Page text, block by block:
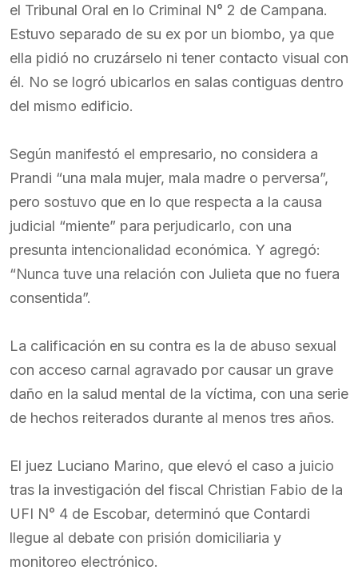
el Tribunal Oral en lo Criminal N° 2 de Campana.
Estuvo separado de su ex por un biombo, ya que
ella pidió no cruzárselo ni tener contacto visual con
él. No se logró ubicarlos en salas contiguas dentro
del mismo edificio.
Según manifestó el empresario, no considera a
Prandi “una mala mujer, mala madre o perversa”,
pero sostuvo que en lo que respecta a la causa
judicial “miente” para perjudicarlo, con una
presunta intencionalidad económica. Y agregó:
“Nunca tuve una relación con Julieta que no fuera
consentida”.
La calificación en su contra es la de abuso sexual
con acceso carnal agravado por causar un grave
daño en la salud mental de la víctima, con una serie
de hechos reiterados durante al menos tres años.
El juez Luciano Marino, que elevó el caso a juicio
tras la investigación del fiscal Christian Fabio de la
UFI N° 4 de Escobar, determinó que Contardi
llegue al debate con prisión domiciliaria y
monitoreo electrónico.